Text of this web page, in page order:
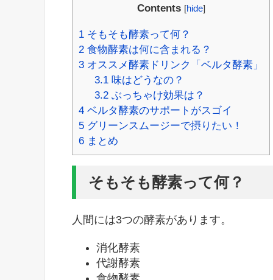
Contents [hide]
1 そもそも酵素って何？
2 食物酵素は何に含まれる？
3 オススメ酵素ドリンク「ベルタ酵素」
3.1味はどうなの？
3.2ぶっちゃけ効果は？
4 ベルタ酵素のサポートがスゴイ
5 グリーンスムージーで摂りたい！
6 まとめ
そもそも酵素って何？
人間には3つの酵素があります。
消化酵素
代謝酵素